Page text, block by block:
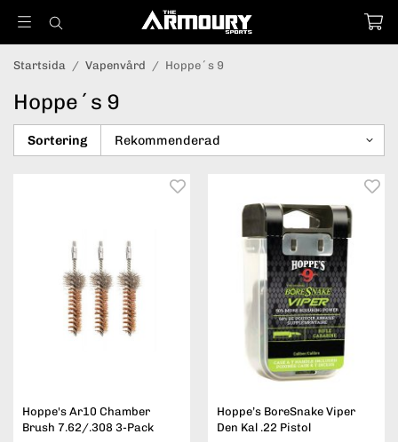
Startsida / Vapenvård / Hoppe´s 9
Hoppe´s 9
Sortering
Hoppe's Ar10 Chamber
Brush 7.62/.308 3-Pack
Hoppe’s BoreSnake Viper
Den Kal .22 Pistol